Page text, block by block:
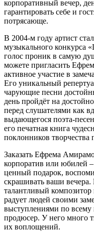
корпоративный вечер,
гарантировать себе и
потрясающе.
В 2004-м году артист
музыкального конкурса
голос проник в самую
можете пригласить
активное участие в
Его уникальный
чарующие песни
день пройдёт на
перед слушателями как
выдающегося поэта-
его печатная книга
поклонников творчества
Заказать Ефрема
корпоратив или юбилей
ценный подарок,
скрашивать ваши
талантливый
радует людей своими
выступлениями по
продюсер. У него много
их воплощений.